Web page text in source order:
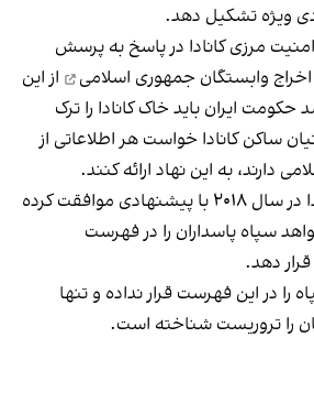
ویژه تشکیل دهد.
مرزی کانادا در پاسخ به پرسش
اخراج وابستگان جمهوری اسلامی
از این
مقام‌ ارشد حکومت ایران باید خاک کانادا را ترک
ساکن کانادا خواست هر اطلاعاتی از
دارند، به این نهاد ارائه کنند.
نمایندگان پارلمان کانادا در سال ۲۰۱۸ با پیشنهادی موافقت کرده
سپاه پاسداران را در فهرست
دهد.
را در این فهرست قرار نداده و تنها
را تروریست شناخته است.